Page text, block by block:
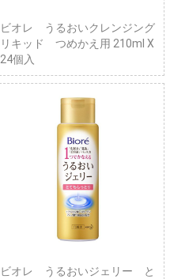
ビオレ うるおいクレンジング
リキッド つめかえ用 210ml X
24個入
ビオレ うるおいジェリー と